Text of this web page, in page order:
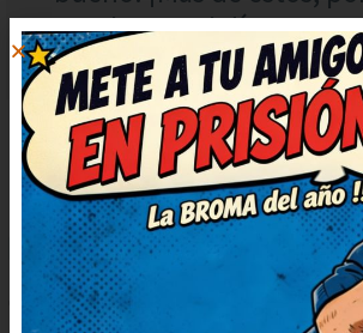
Me alegran el día.
DEJAR
UN